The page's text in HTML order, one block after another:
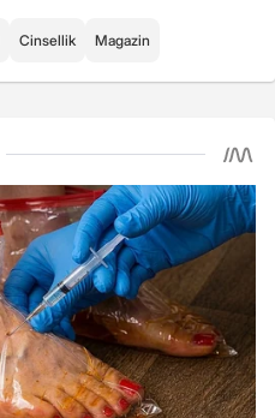
Cinsellik Magazin